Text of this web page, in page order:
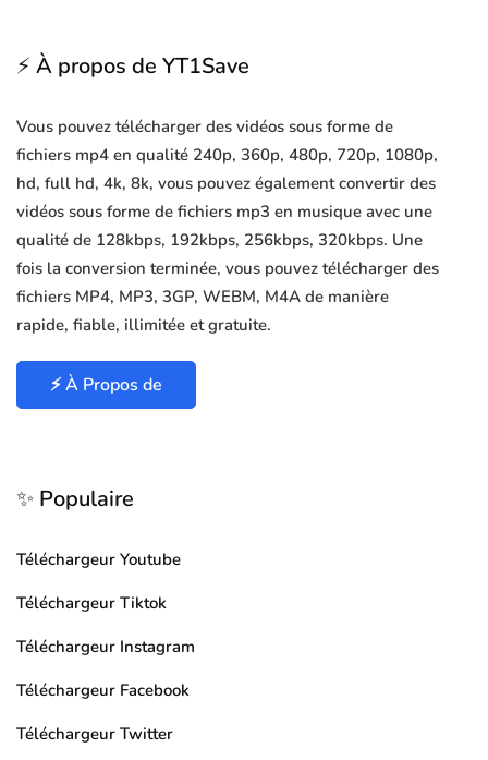
⚡ À propos de YT1Save
Vous pouvez télécharger des vidéos sous forme de
fichiers mp4 en qualité 240p, 360p, 480p, 720p, 1080p,
hd, full hd, 4k, 8k, vous pouvez également convertir des
vidéos sous forme de fichiers mp3 en musique avec une
qualité de 128kbps, 192kbps, 256kbps, 320kbps. Une
fois la conversion terminée, vous pouvez télécharger des
fichiers MP4, MP3, 3GP, WEBM, M4A de manière
rapide, fiable, illimitée et gratuite.
⚡ À Propos de
✨ Populaire
Téléchargeur Youtube
Téléchargeur Tiktok
Téléchargeur Instagram
Téléchargeur Facebook
Téléchargeur Twitter